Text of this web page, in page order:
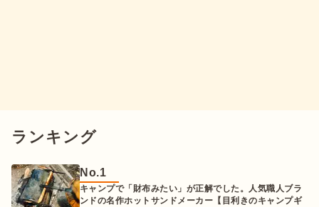
ランキング
No.1
キャンプで「財布みたい」が正解でした。人気職人ブラ
ンドの名作ホットサンドメーカー【目利きのキャンプギ